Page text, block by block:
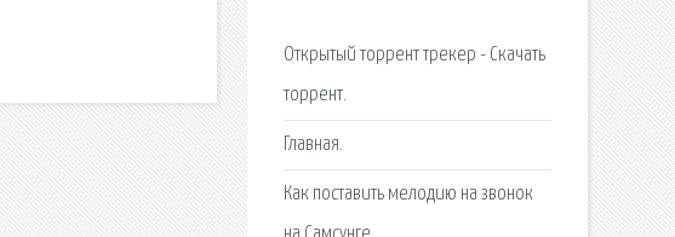
Открытый торрент трекер - Скачать
торрент.
Главная.
Как поставить мелодию на звонок